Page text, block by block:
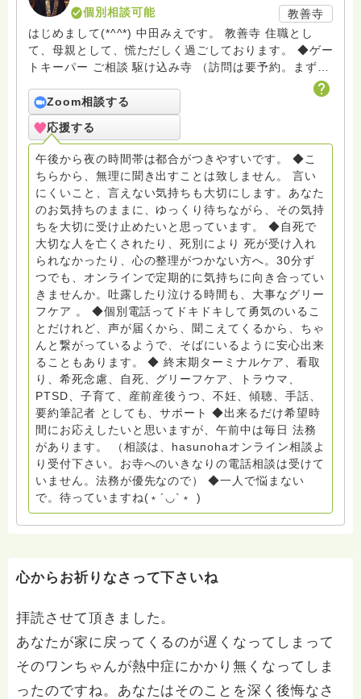
個別相談可能
教善寺
はじめまして(*^^*) 中田みえです。 教善寺 住職とし
て、母親として、慌ただしく過ごしております。 ◆ゲー
トキーパー ご相談 駆け込み寺 （訪問は要予約。まずは
ターミナルケア、看取り、グリーフケア、希死念慮、自
死、産前産後うつ、育児、DV、デートDV、トラウマ、
PTSD、傾聴トレーナー、手話、要約筆記、行政相談
員、女性支援員、小学校 中学校支援員としても、ケア
サポートをしています。 ◆一般社団法人『グリーフケア
ともしび』理事長 【ともしび遺族会】運営 毎月 第１
金・昼夜2回開催（大阪駅前第3ビル） 14：00〜，18：
00〜 お問い合わせ申込⬇️こちらから
griefcare.tomoshibi@icloud.com ＊この活動は皆さま
のご支援により支えられております。ご協力をよろしく
お願いします。 ゆうちょ銀行 口座番号 普通408-
6452769 一般社団法人グリーフケアともしび ◆『ビハ
ーラサロン おしゃべりカフェひだまり』 ビハーラ和歌
山代表 居場所運営 問い合わせ申込⬇️こちらから
griefcare.tomoshibi@icloud.com ◆GEはしもとサピュ
イエ 所属 （Gender Equity 誰もが自分らしく生きるこ
とができる社会をめざして）DV・女性支援 ◆認定NPO
京都自死自殺相談センターSotto 元グリーフサポート委
員長（2018〜2024） ◆保育士.幼稚園教諭.小学校教諭.
レクリエーションインストラクター.中学校DV授業 10年
間 保育 教育の現場で 総主任として勤めた経験も生かし
つつ、お話できることがあれば 幸いです。 いつも あな
たとともに。南無阿弥陀仏 ここでは、宗旨を問いませ
ん。 まずは、ひとりで抱え込まないで。 来寺お問い合
わせは⬇️こちらから miehimeyo@gmail.com ※時間を割
いて、あなたに向き合っています。 ですので、過去の
いします。 ※個別相談は、hasunohaオンライン相談よ
受け付けておりません。また夜中や早朝の電話もご遠慮
ください。 法務を優先させてください。
Zoom相談する
応援する
午後から夜の時間帯は都合がつきやすいです。 ◆こ
ちらから、無理に聞き出すことは致しません。 言い
にくいこと、言えない気持ちも大切にします。あなた
のお気持ちのままに、ゆっくり待ちながら、その気持
ちを大切に受け止めたいと思っています。 ◆自死で
大切な人を亡くされたり、死別により 死が受け入れ
られなかったり、心の整理がつかない方へ。30分ず
つでも、オンラインで定期的に気持ちに向き合ってい
きませんか。吐露したり泣ける時間も、大事なグリー
フケア 。 ◆個別電話ってドキドキして勇気のいるこ
とだけれど、声が届くから、聞こえてくるから、ちゃ
んと繋がっているようで、そばにいるように安心出来
ることもあります。 ◆ 終末期ターミナルケア、看取
り、希死念慮、自死、グリーフケア、トラウマ、
PTSD、子育て、産前産後うつ、不妊、傾聴、手話、
要約筆記者 としても、サポート ◆出来るだけ希望時
間にお応えしたいと思いますが、午前中は毎日 法務
があります。 （相談は、hasunohaオンライン相談よ
り受付下さい。お寺へのいきなりの電話相談は受けて
いません。法務が優先なので） ◆一人で悩まない
で。待っていますね(﹡´◡`﹡ )
心からお祈りなさって下さいね
拝読させて頂きました。
あなたが家に戻ってくるのが遅くなってしまって
そのワンちゃんが熱中症にかかり無くなってしま
ったのですね。あなたはそのことを深く後悔なさ